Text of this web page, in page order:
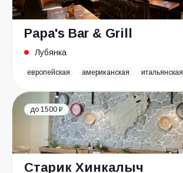
Papa's Bar & Grill
Лубянка
европейская американская итальянская
до 1500 ₽
Старик Хинкалыч